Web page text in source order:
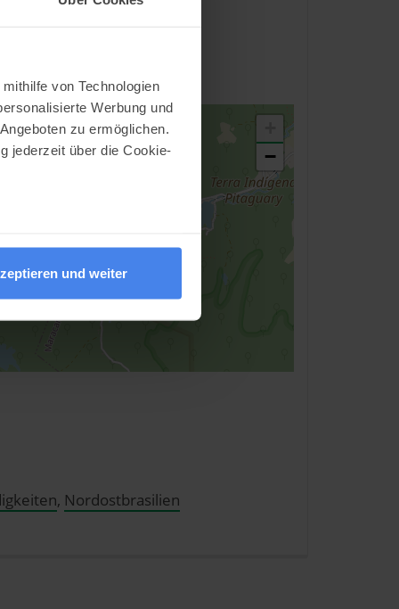
von Technologien
Werbung und
zu ermöglichen.
jederzeit über die Cookie-
Präferenzen im
zu verbessern
Die Einwilligung umfasst
aufrufen und Cookies
(z.B.
und weiter
−
, Nordostbrasilien